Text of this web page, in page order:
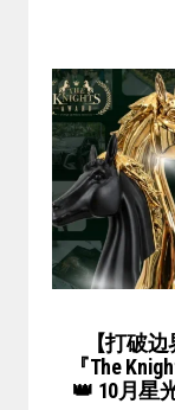
【打破
『The
👑 10月星